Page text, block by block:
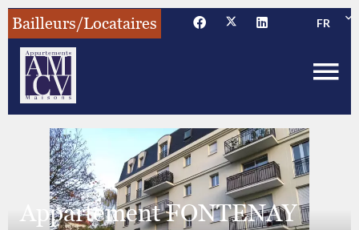
Bailleurs/Locataires FR
Appartement FONTENAY